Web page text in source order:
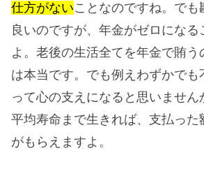
仕方がないことなのですね。で
良いのですが、年金がゼロにな
よ。老後の生活全てを年金で賄
は本当です。でも例えわずかでも
って心の支えになると思いません
平均寿命まで生きれば、支払った
がもらえますよ。